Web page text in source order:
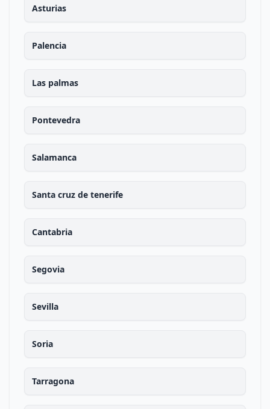
Asturias
Palencia
Las palmas
Pontevedra
Salamanca
Santa cruz de tenerife
Cantabria
Segovia
Sevilla
Soria
Tarragona